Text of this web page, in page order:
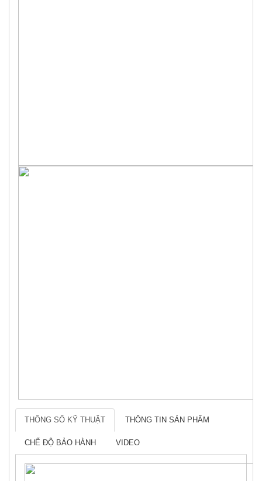
THÔNG SỐ KỸ THUẬT THÔNG TIN SẢN PHẨM
CHẾ ĐỘ BẢO HÀNH VIDEO